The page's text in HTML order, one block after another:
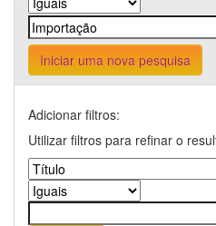
Iniciar uma nova pesquisa
Adicionar filtros:
Utilizar filtros para refinar o